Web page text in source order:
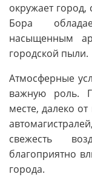
окружает
Бора
насыщенным
городской пыли.
Атмосферные
важную роль.
месте, далеко
свежесть
благоприятно
города.